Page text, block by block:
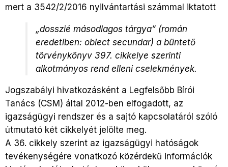
mert a 3542/2/2016 nyilvántartási számmal iktatott
„dosszié másodlagos tárgya” (román
eredetiben: obiect secundar) a büntető
törvénykönyv 397. cikkelye szerinti
alkotmányos rend elleni cselekmények.
Jogszabályi hivatkozásként a Legfelsőbb Bírói
Tanács (CSM) által 2012-ben elfogadott, az
igazságügyi rendszer és a sajtó kapcsolatáról szóló
útmutató két cikkelyét jelölte meg.
A 36. cikkely szerint az igazságügyi hatóságok
tevékenységére vonatkozó közérdekű információk